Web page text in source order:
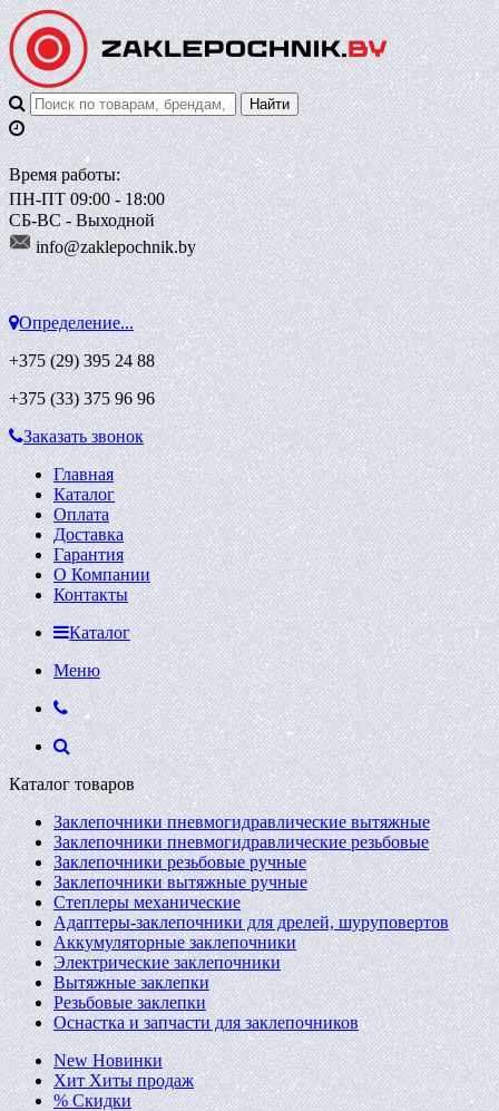
Время работы:
ПН-ПТ 09:00 - 18:00
СБ-ВС - Выходной
info@zaklepochnik.by
Определение...
+375 (29)395 24 88
+375 (33)375 96 96
Заказать звонок
Главная
Каталог
Оплата
Доставка
Гарантия
О Компании
Контакты
Каталог
Меню
Каталог товаров
Заклепочники пневмогидравлические вытяжные
Заклепочники пневмогидравлические резьбовые
Заклепочники резьбовые ручные
Заклепочники вытяжные ручные
Степлеры механические
Адаптеры-заклепочники для дрелей, шуруповертов
Аккумуляторные заклепочники
Электрические заклепочники
Вытяжные заклепки
Резьбовые заклепки
Оснастка и запчасти для заклепочников
New Новинки
Хит Хиты продаж
% Скидки